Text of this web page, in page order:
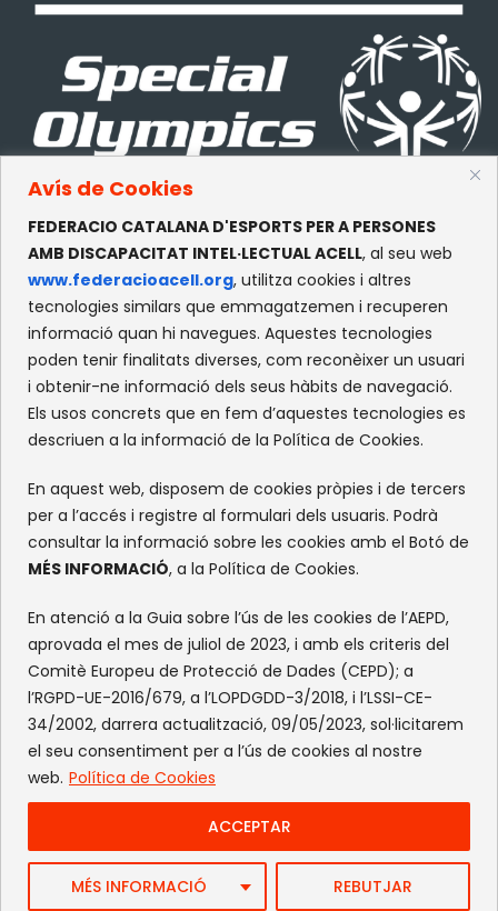
Avís de Cookies
FEDERACIO CATALANA D'ESPORTS PER A PERSONES
AMB DISCAPACITAT INTEL·LECTUAL ACELL, al seu web
www.federacioacell.org, utilitza cookies i altres
tecnologies similars que emmagatzemen i recuperen
informació quan hi navegues. Aquestes tecnologies
poden tenir finalitats diverses, com reconèixer un usuari
i obtenir-ne informació dels seus hàbits de navegació.
Els usos concrets que en fem d’aquestes tecnologies es
descriuen a la informació de la Política de Cookies.
En aquest web, disposem de cookies pròpies i de tercers
per a l’accés i registre al formulari dels usuaris. Podrà
consultar la informació sobre les cookies amb el Botó de
MÉS INFORMACIÓ, a la Política de Cookies.
En atenció a la Guia sobre l’ús de les cookies de l’AEPD,
aprovada el mes de juliol de 2023, i amb els criteris del
Comitè Europeu de Protecció de Dades (CEPD); a
l’RGPD-UE-2016/679, a l’LOPDGDD-3/2018, i l’LSSI-CE-
34/2002, darrera actualització, 09/05/2023, sol·licitarem
el seu consentiment per a l’ús de cookies al nostre
web. Política de Cookies
MÉS INFORMACIÓ REBUTJAR
ACCEPTAR
CONTACTE
c/Olympe de Gouges, S/N
Recinte Mundet
08035 -Barcelona
XARXES SOCIALS
Web by FlandeCoco
Avís Legal|Política de Privacitat Política de cookies